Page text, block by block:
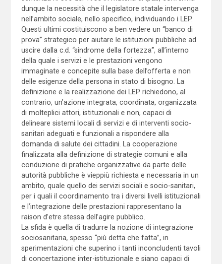
dunque la necessità che il legislatore statale intervenga
nell’ambito sociale, nello specifico, individuando i LEP.
Questi ultimi costituiscono a ben vedere un “banco di
prova” strategico per aiutare le istituzioni pubbliche ad
uscire dalla c.d. “sindrome della fortezza”, all’interno
della quale i servizi e le prestazioni vengono
immaginate e concepite sulla base dell’offerta e non
delle esigenze della persona in stato di bisogno. La
definizione e la realizzazione dei LEP richiedono, al
contrario, un’azione integrata, coordinata, organizzata
di molteplici attori, istituzionali e non, capaci di
delineare sistemi locali di servizi e di interventi socio-
sanitari adeguati e funzionali a rispondere alla
domanda di salute dei cittadini. La cooperazione
finalizzata alla definizione di strategie comuni e alla
conduzione di pratiche organizzative da parte delle
autorità pubbliche è vieppiù richiesta e necessaria in un
ambito, quale quello dei servizi sociali e socio-sanitari,
per i quali il coordinamento tra i diversi livelli istituzionali
e l’integrazione delle prestazioni rappresentano la
raison d’etre stessa dell’agire pubblico.
La sfida è quella di tradurre la nozione di integrazione
sociosanitaria, spesso “più detta che fatta”, in
sperimentazioni che superino i tanti inconcludenti tavoli
di concertazione inter-istituzionale e siano capaci di